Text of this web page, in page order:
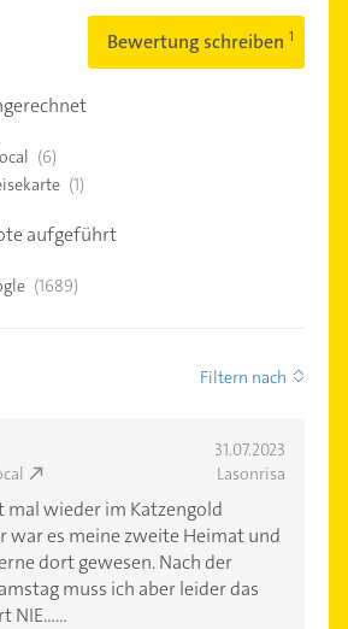
Bewertung schreiben
(6)
(1)
aufgeführt
(1689)
Filtern nach
31.07.2023
Lasonrisa
mal wieder im Katzengold
war es meine zweite Heimat und
dort gewesen. Nach der
muss ich aber leider das
NIE......